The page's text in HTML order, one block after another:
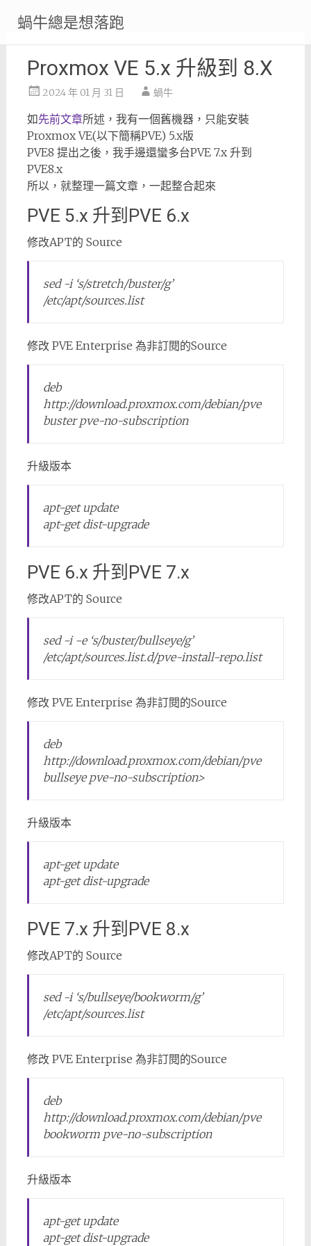
content
蝸牛總是想落跑
Proxmox VE 5.x 升級到 8.X
2024 年 01 月 31 日 蝸牛
如先前文章所述，我有一個舊機器，只能安裝
Proxmox VE(以下簡稱PVE) 5.x版
PVE8 提出之後，我手邊還蠻多台PVE 7.x 升到
PVE8.x
所以，就整理一篇文章，一起整合起來
PVE 5.x 升到PVE 6.x
修改APT的 Source
sed -i ‘s/stretch/buster/g’
/etc/apt/sources.list
修改 PVE Enterprise 為非訂閱的Source
deb
http://download.proxmox.com/debian/pve
buster pve-no-subscription
升級版本
apt-get update
apt-get dist-upgrade
PVE 6.x 升到PVE 7.x
修改APT的 Source
sed -i -e ‘s/buster/bullseye/g’
/etc/apt/sources.list.d/pve-install-repo.list
修改 PVE Enterprise 為非訂閱的Source
deb
http://download.proxmox.com/debian/pve
bullseye pve-no-subscription>
升級版本
apt-get update
apt-get dist-upgrade
PVE 7.x 升到PVE 8.x
修改APT的 Source
sed -i ‘s/bullseye/bookworm/g’
/etc/apt/sources.list
修改 PVE Enterprise 為非訂閱的Source
deb
http://download.proxmox.com/debian/pve
bookworm pve-no-subscription
升級版本
apt-get update
apt-get dist-upgrade